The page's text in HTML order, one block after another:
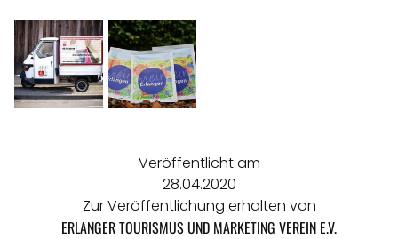
Veröffentlicht am
28.04.2020
Zur Veröffentlichung erhalten von
ERLANGER TOURISMUS UND MARKETING VEREIN E.V.